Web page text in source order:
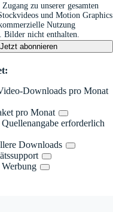
zu unserer gesamten
und Motion Graphics
Nutzung
Bilder nicht enthalten.
Jetzt abonnieren
Downloads pro Monat
pro Monat
erforderlich
Downloads